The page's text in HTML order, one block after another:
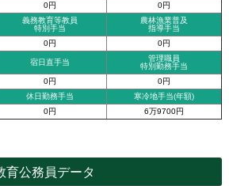
0円 0円
義務教育等教員
特別手当
農林漁業普及
指導手当
0円 0円
宿日直手当
管理職員
特別勤務手当
0円
0円
休日勤務手当
寒冷地手当(年額)
0円 6万9700円
育公務員データ